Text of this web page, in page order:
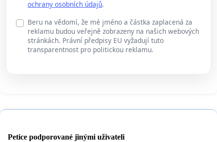
ochrany osobních údajů.
Beru na vědomí, že mé jméno a částka zaplacená za
reklamu budou veřejně zobrazeny na našich webových
stránkách. Právní předpisy EU vyžadují tuto
transparentnost pro politickou reklamu.
Petice podporované jinými uživateli